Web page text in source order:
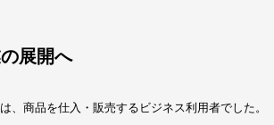
展開へ
商品を仕入・販売するビジネス利用者でした。